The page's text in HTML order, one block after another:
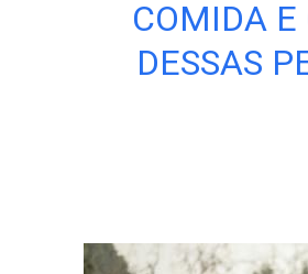
COMIDA E
DESSAS